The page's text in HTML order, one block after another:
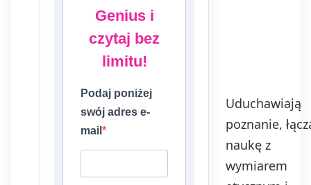
Genius i
czytaj bez
limitu!
Podaj poniżej
swój adres e-
mail
Uduchawiają
poznanie,
naukę z
wymiarem